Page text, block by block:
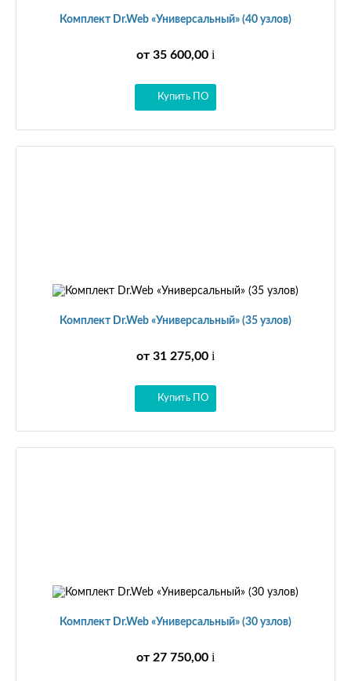
Комплект Dr.Web «Универсальный» (40 узлов)
от 35 600,00 i
Купить ПО
Комплект Dr.Web «Универсальный» (35 узлов)
от 31 275,00 i
Купить ПО
Комплект Dr.Web «Универсальный» (30 узлов)
от 27 750,00 i